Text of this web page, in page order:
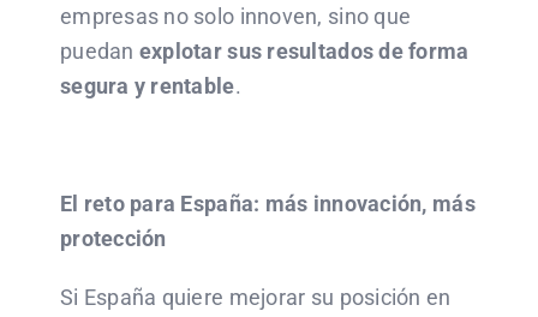
empresas no solo innoven, sino que
puedan explotar sus resultados de forma
segura y rentable.
El reto para España: más innovación, más
protección
Si España quiere mejorar su posición en